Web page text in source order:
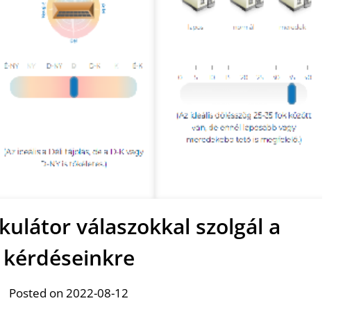
válaszokkal szolgál a
kérdéseinkre
Posted on 2022-08-12